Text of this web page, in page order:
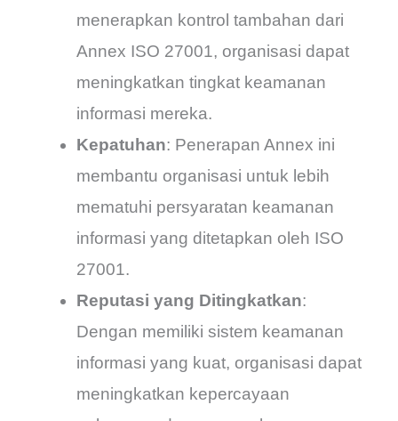
menerapkan kontrol tambahan dari
Annex ISO 27001, organisasi dapat
meningkatkan tingkat keamanan
informasi mereka.
Kepatuhan: Penerapan Annex ini
membantu organisasi untuk lebih
mematuhi persyaratan keamanan
informasi yang ditetapkan oleh ISO
27001.
Reputasi yang Ditingkatkan:
Dengan memiliki sistem keamanan
informasi yang kuat, organisasi dapat
meningkatkan kepercayaan